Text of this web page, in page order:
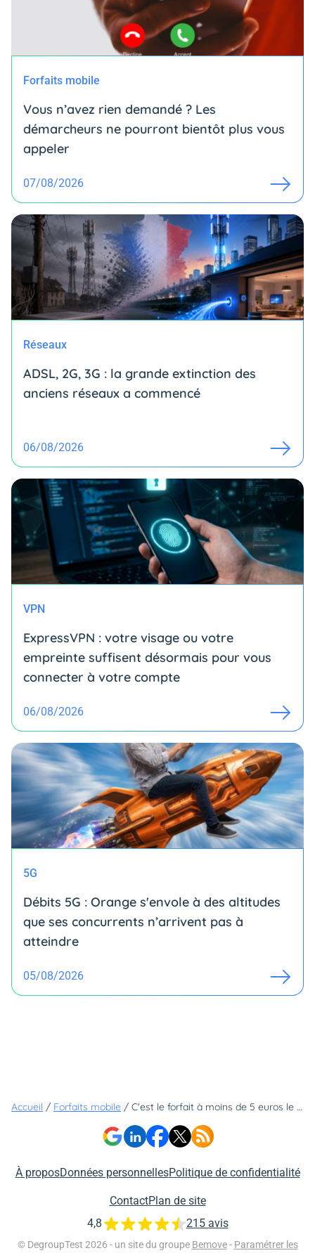
Forfaits mobile
Vous n’avez rien demandé ? Les
démarcheurs ne pourront bientôt plus vous
appeler
07/08/2026
Réseaux
ADSL, 2G, 3G : la grande extinction des
anciens réseaux a commencé
06/08/2026
VPN
ExpressVPN : votre visage ou votre
empreinte suffisent désormais pour vous
connecter à votre compte
06/08/2026
5G
Débits 5G : Orange s'envole à des altitudes
que ses concurrents n’arrivent pas à
atteindre
05/08/2026
Accueil / Forfaits mobile / C'est le forfait à moins de 5 euros le plus généreux en gigas (et il a un petit truc en plus)
À proposDonnées personnellesPolitique de confidentialité
ContactPlan de site
© DegroupTest 2026 - un site du groupe Bemove - Paramétrer les
4,8 215 avis